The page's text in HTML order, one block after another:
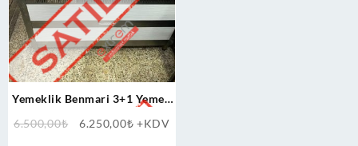
Yemeklik Benmari 3+1 Yemek
6.500,00₺
Orijinal
6.250,00₺Şu
+KDV